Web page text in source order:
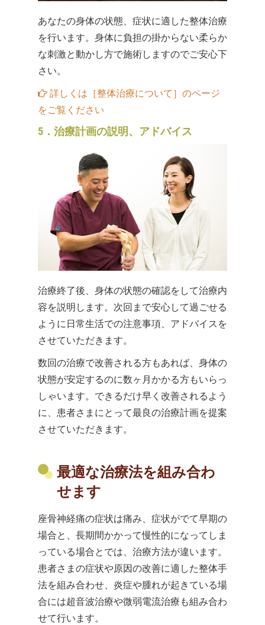
あなたの身体の状態、症状に適した整体治療
を行います。身体に負担の掛からない柔らか
な刺激と動かし方で施術しますのでご安心下
さい。
詳しくは［整体治療について］のページ
をご覧ください
5．治療計画の説明、アドバイス
治療終了後、身体の状態の確認をして治療内
容を説明します。次回まで安心して過ごせる
ように日常生活での注意事項、アドバイスを
させていただきます。
数回の治療で改善される方もあれば、身体の
状態が安定するのに数ヶ月かかる方もいらっ
しゃいます。できるだけ早く改善されるよう
に、患者さまにとって最良の治療計画を提案
させていただきます。
最適な治療法を組み合わ
せます
座骨神経痛の症状は痛み、症状がでて早期の
場合と、長期間かかって慢性的になってしま
っている場合とでは、治療方法が違います。
患者さまの症状や原因の改善に適した整体手
法を組み合わせ、炎症や腫れが起きている場
合には超音波治療や微弱電流治療も組み合わ
せて行います。